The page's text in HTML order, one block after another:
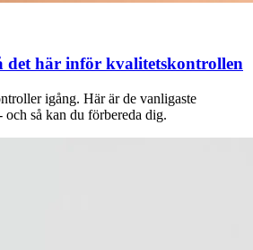
det här inför kvalitetskontrollen
igång. Här är de vanligaste
så kan du förbereda dig.